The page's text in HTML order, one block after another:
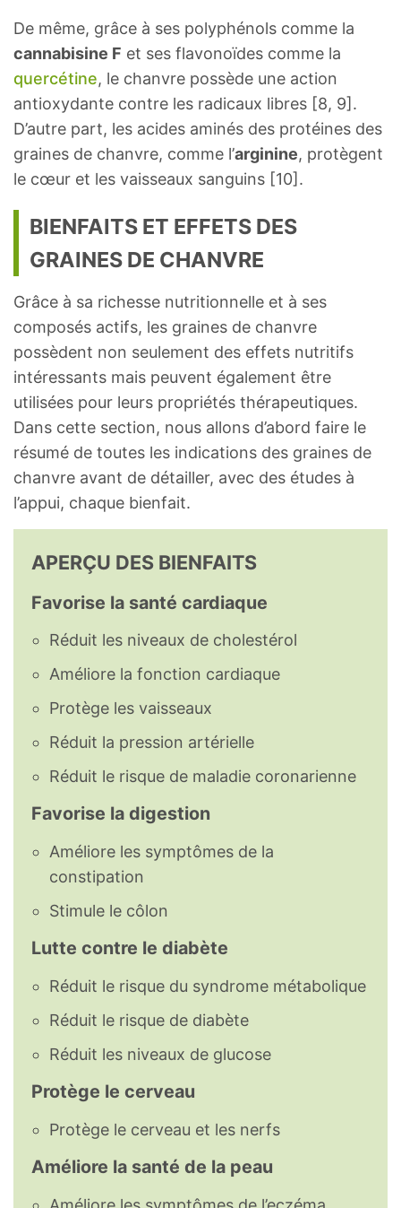
Protéine 31,6 g
Lipides 48,8 g
Glucides 8,67 g
Fibres alimentaires 4
Cendres 6,06
Calcium, Ca 70
Fer, Fe
Magnésium, Mg 700 mg
Phosphore, P 1650 mg
Potassium, K
Cuivre, Cu 1,6
Manganèse, Mn 7,6
Vitamines
Thiamine (vitamine B1)
Riboflavine (vitamine B2)
Vitamine B6
Folates (vitamine B9) 110 µg
Vitamine A (Équivalent
d’Activité Rétinol)
Bêta-carotène
Vitamine A (UI) 11
Vitamine E (alpha-tocophérol)
De même, grâce à ses polyphénols comme la
cannabisine F et ses flavonoïdes comme la
quercétine, le chanvre possède une action
antioxydante contre les radicaux libres [8, 9].
D’autre part, les acides aminés des protéines des
graines de chanvre, comme l’arginine, protègent
le cœur et les vaisseaux sanguins [10].
BIENFAITS ET EFFETS DES
GRAINES DE CHANVRE
Grâce à sa richesse nutritionnelle et à ses
composés actifs, les graines de chanvre
possèdent non seulement des effets nutritifs
intéressants mais peuvent également être
utilisées pour leurs propriétés thérapeutiques.
Dans cette section, nous allons d’abord faire le
résumé de toutes les indications des graines de
chanvre avant de détailler, avec des études à
l’appui, chaque bienfait.
APERÇU DES BIENFAITS
Favorise la santé cardiaque
Réduit les niveaux de cholestérol
Améliore la fonction cardiaque
Protège les vaisseaux
Réduit la pression artérielle
Réduit le risque de maladie coronarienne
Favorise la digestion
Améliore les symptômes de la
constipation
Stimule le côlon
Lutte contre le diabète
Réduit le risque du syndrome métabolique
Réduit le risque de diabète
Réduit les niveaux de glucose
Protège le cerveau
Protège le cerveau et les nerfs
Améliore la santé de la peau